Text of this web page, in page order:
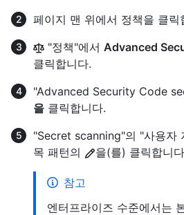
페이지 맨 위에서 정책을 클
"정책"에서 Advanced
클릭합니다.
"Advanced Security Code
을 클릭합니다.
"Secret scanning"의 "사용자
목 패턴의
을(를) 클릭합니
참고
엔터프라이즈 수준에서는